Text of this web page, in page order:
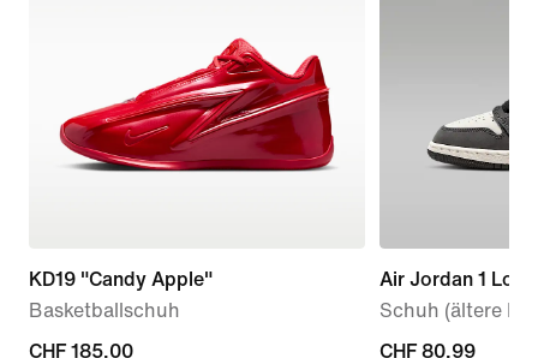
KD19 "Candy Apple"
Basketballschuh
CHF 185.00
CHF 185.00
Air Jordan 1 Low
Schuh (ältere
current
CHF 80.99